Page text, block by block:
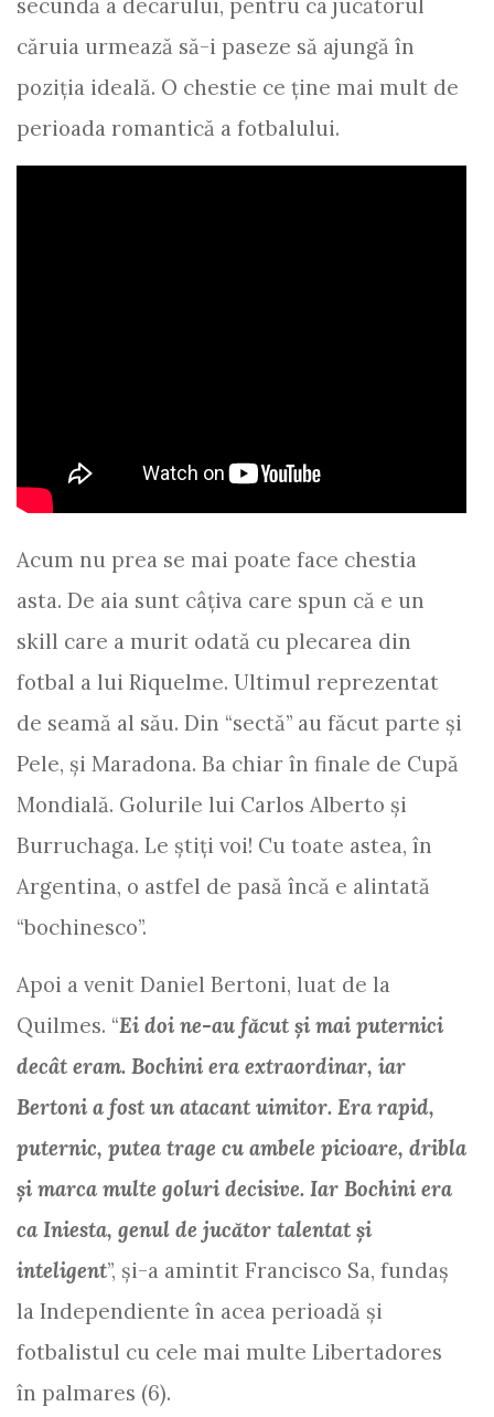
căruia urmează să-i paseze să ajungă în
poziţia ideală. O chestie ce ţine mai mult de
perioada romantică a fotbalului.
Acum nu prea se mai poate face chestia
asta. De aia sunt câţiva care spun că e un
skill care a murit odată cu plecarea din
fotbal a lui Riquelme. Ultimul reprezentat
de seamă al său. Din “sectă” au făcut parte şi
Pele, şi Maradona. Ba chiar în finale de Cupă
Mondială. Golurile lui Carlos Alberto şi
Burruchaga. Le ştiţi voi! Cu toate astea, în
Argentina, o astfel de pasă încă e alintată
“bochinesco”.
Apoi a venit Daniel Bertoni, luat de la
Quilmes. “Ei doi ne-au făcut şi mai puternici
decât eram. Bochini era extraordinar, iar
Bertoni a fost un atacant uimitor. Era rapid,
puternic, putea trage cu ambele picioare, dribla
şi marca multe goluri decisive. Iar Bochini era
ca Iniesta, genul de jucător talentat şi
inteligent”, şi-a amintit Francisco Sa, fundaş
la Independiente în acea perioadă şi
fotbalistul cu cele mai multe Libertadores
în palmares (6).